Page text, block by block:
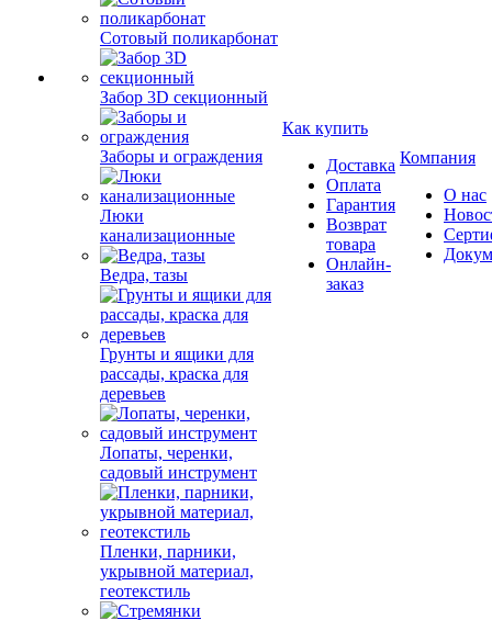
Сотовый поликарбонат
Забор 3D секционный
Заборы и ограждения
Люки
канализационные
Ведра, тазы
Грунты и ящики для
рассады, краска для
деревьев
Лопаты, черенки,
садовый инструмент
Пленки, парники,
укрывной материал,
геотекстиль
Как купить
Доставка
Оплата
Гарантия
Возврат
товара
Онлайн-
заказ
Компания
О нас